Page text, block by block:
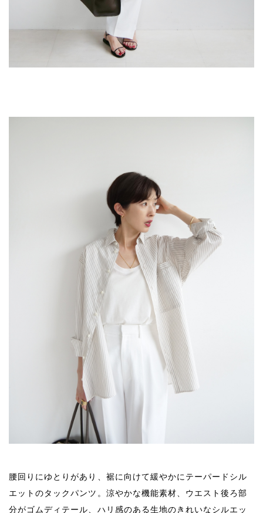
腰回りにゆとりがあり、裾に向けて緩やかにテーパードシル
エットのタックパンツ。涼やかな機能素材、ウエスト後ろ部
分がゴムディテール、ハリ感のある生地のきれいなシルエッ